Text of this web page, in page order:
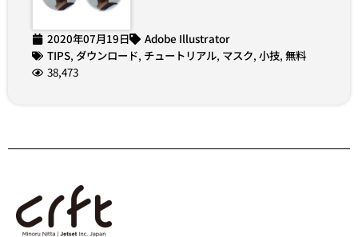
2020年07月19日
Adobe Illustrator
TIPS, ダウンロード, チュートリアル, マスク, 小技, 無料
38,473